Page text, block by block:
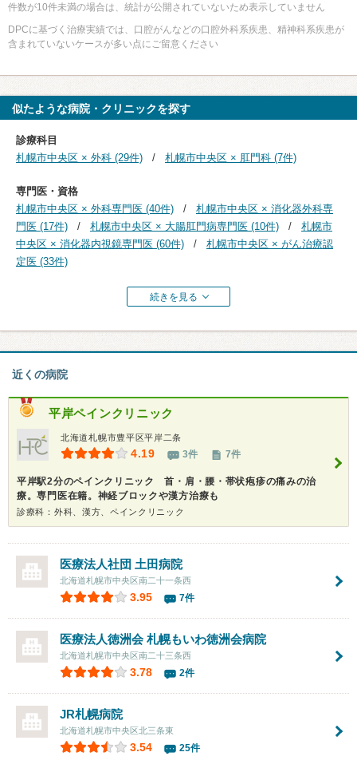
件数が10件未満の場合は、統計が公開されていないため表示していません
DPCに基づく治療実績では、口腔がんなどの口腔外科系疾患、精神科系疾患が
含まれていないケースが多い点にご留意ください
似たような病院・クリニックを探す
診療科目
札幌市中央区 × 外科 (29件)
札幌市中央区 × 肛門科 (7件)
専門医・資格
札幌市中央区 × 外科専門医 (40件)
札幌市中央区 × 消化器外科専
門医 (17件)
札幌市中央区 × 大腸肛門病専門医 (10件)
札幌市
中央区 × 消化器内視鏡専門医 (60件)
札幌市中央区 × がん治療認
定医 (33件)
続きを見る
近くの病院
平岸ペインクリニック
北海道札幌市豊平区平岸二条
4.19 3件 7件
平岸駅2分のペインクリニック 首・肩・腰・帯状疱疹の痛みの治
療。専門医在籍。神経ブロックや漢方治療も
診療科：外科、漢方、ペインクリニック
医療法人社団 土田病院
北海道札幌市中央区南二十一条西
3.95 7件
医療法人徳洲会 札幌もいわ徳洲会病院
北海道札幌市中央区南二十三条西
3.78 2件
JR札幌病院
北海道札幌市中央区北三条東
3.54 25件